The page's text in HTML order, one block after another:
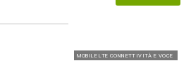
MOBILE LTE CONNETTIVITÀ E VOCE